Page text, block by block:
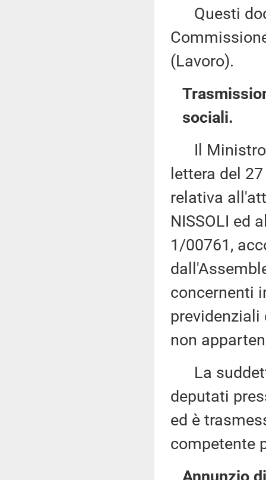
Questi
(Lavoro).
sociali.
Il Ministro
lettera del
relativa
NISSOLI ed
1/00761,
concernenti
non
La
deputati
ed è
competente